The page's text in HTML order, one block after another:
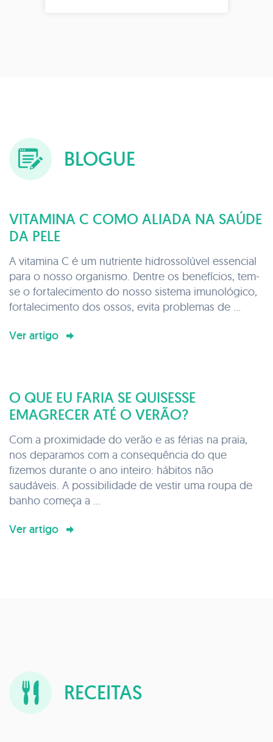
BLOGUE
VITAMINA C COMO ALIADA NA SAÚDE
DA PELE
A vitamina C é um nutriente hidrossolúvel essencial
para o nosso organismo. Dentre os benefícios, tem-
se o fortalecimento do nosso sistema imunológico,
fortalecimento dos ossos, evita problemas de ...
Ver artigo
O QUE EU FARIA SE QUISESSE
EMAGRECER ATÉ O VERÃO?
Com a proximidade do verão e as férias na praia,
nos deparamos com a consequência do que
fizemos durante o ano inteiro: hábitos não
saudáveis. A possibilidade de vestir uma roupa de
banho começa a ...
Ver artigo
RECEITAS